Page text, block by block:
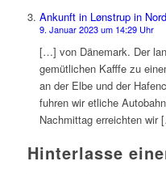
Ankunft in Lønstrup in
9. Januar 2023 um 14:29 Uhr
[…] von Dänemark. Der
gemütlichen Kafffe zu
an der Elbe und der
fuhren wir etliche
Nachmittag erreichten wir
Hinterlasse